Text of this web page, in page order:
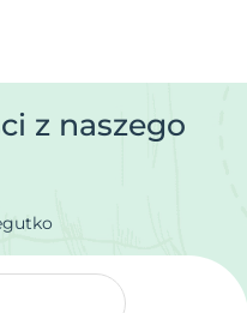
z naszego